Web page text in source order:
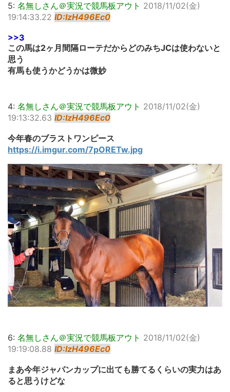
5: 名無しさん＠実況で競馬板アウト 2018/11/02(金)
19:14:33.22 ID:IzH496Ec0
>>3
この馬は2ヶ月間隔ローテだからどのみちJCは使わないと
思う
有馬も使うかどうかは微妙
4: 名無しさん＠実況で競馬板アウト 2018/11/02(金)
19:13:32.63 ID:IzH496Ec0
今年春のブラストワンピース
https://i.imgur.com/7pORETw.jpg
6: 名無しさん＠実況で競馬板アウト 2018/11/02(金)
19:19:08.88 ID:IzH496Ec0
まあ今年ジャパンカップに出ても勝てるくらいの実力はあ
ると思うけどな